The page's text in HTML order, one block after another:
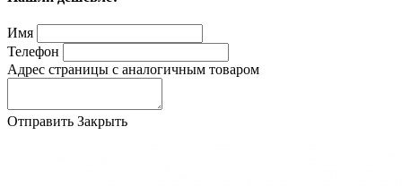
Имя
Телефон
Адрес страницы с аналогичным товаром
Отправить Закрыть